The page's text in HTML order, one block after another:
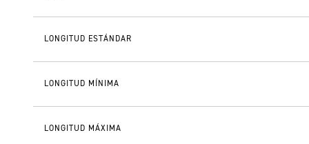
LONGITUD ESTÁNDAR
LONGITUD MÍNIMA
LONGITUD MÁXIMA